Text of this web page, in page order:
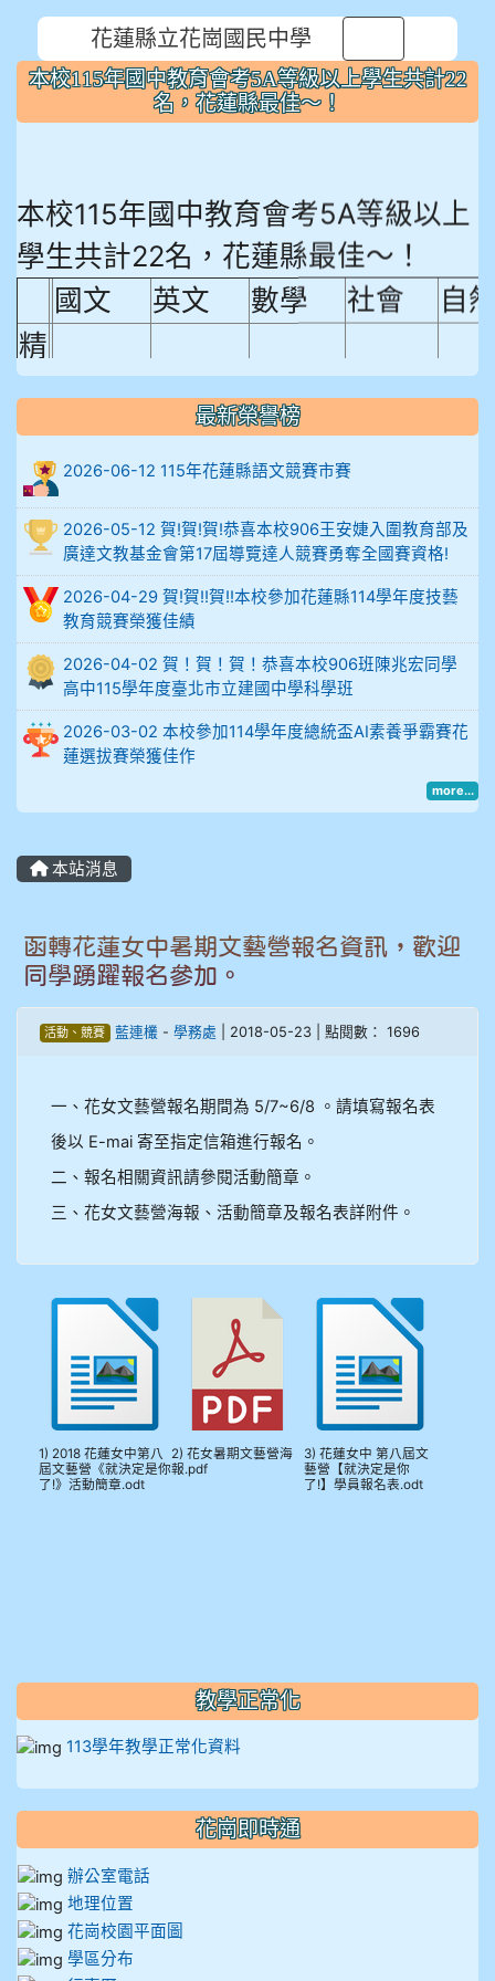
花蓮縣立花崗國民中學
本校115年國中教育會考5A等級以上學生共計22
名，花蓮縣最佳～！
本校115年國中教育會考5A等級以上
學生共計22名，花蓮縣最佳～！
國文
英文 數學 社會
自
精
熟
度
比
例
18.92%18.65%29.19%12.16%
906陳兆宏 5A10+ 作文5
912余 嘉 5A10+
914謝佩臻 5A10+
902蘇奕愷
903陳品帆
904彭子庭
905周沛蓉
905鄭瑀安
907張晏寧
908彭主豪
909林玉楓
910謝尚橙
910呂芃澔
914王苡澄
最新榮譽榜
2026-06-12 115年花蓮縣語文競賽市賽
2026-05-12 賀!賀!賀!恭喜本校906王安婕入圍教育部及
廣達文教基金會第17屆導覽達人競賽勇奪全國賽資格!
2026-04-29 賀!賀!!賀!!本校參加花蓮縣114學年度技藝
教育競賽榮獲佳績
2026-04-02 賀！賀！賀！恭喜本校906班陳兆宏同學
高中115學年度臺北市立建國中學科學班
2026-03-02 本校參加114學年度總統盃AI素養爭霸賽花
蓮選拔賽榮獲佳作
more...
本站消息
函轉花蓮女中暑期文藝營報名資訊，歡迎
同學踴躍報名參加。
活動、競賽 藍連欉- 學務處 | 2018-05-23 | 點閱數： 1696
一、花女文藝營報名期間為 5/7~6/8 。請填寫報名表
後以 E-mai 寄至指定信箱進行報名。
二、報名相關資訊請參閱活動簡章。
三、花女文藝營海報、活動簡章及報名表詳附件。
1) 2018 花蓮女中第八
屆文藝營《就決定是你
了!》活動簡章.odt
2) 花女暑期文藝營海
報.pdf
3) 花蓮女中 第八屆文
藝營【就決定是你
了!】學員報名表.odt
教學正常化
113學年教學正常化資料
花崗即時通
辦公室電話
地理位置
花崗校園平面圖
學區分布